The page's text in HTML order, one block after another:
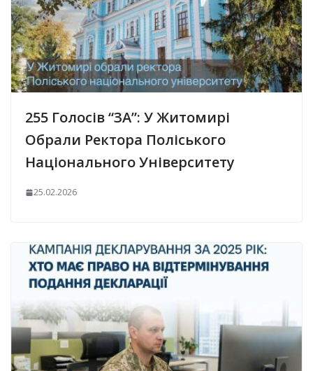
255 Голосів “ЗА”: У Житомирі
Обрали Ректора Поліського
Національного Університету
25.02.2026